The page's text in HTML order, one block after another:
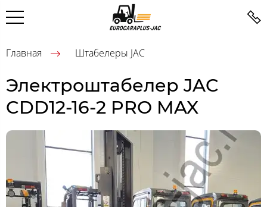
Главная Штабелеры JAC
Электроштабелер JAC
CDD12-16-2 PRO MAX